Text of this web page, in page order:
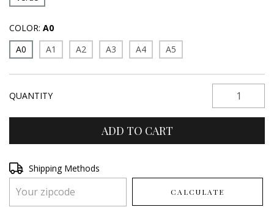
COLOR: A0
A0
A1 A2 A3 A4 A5
QUANTITY
Shipping for zipcode:
Shipping Methods
CALCULATE